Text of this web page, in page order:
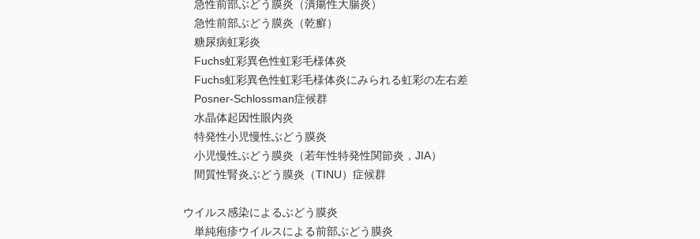
急性前部ぶどう膜炎（潰瘍性大腸炎）
急性前部ぶどう膜炎（乾癬）
糖尿病虹彩炎
Fuchs虹彩異色性虹彩毛様体炎
Fuchs虹彩異色性虹彩毛様体炎にみられる虹彩の左右差
Posner-Schlossman症候群
水晶体起因性眼内炎
特発性小児慢性ぶどう膜炎
小児慢性ぶどう膜炎（若年性特発性関節炎，JIA）
間質性腎炎ぶどう膜炎（TINU）症候群
ウイルス感染によるぶどう膜炎
単純疱疹ウイルスによる前部ぶどう膜炎